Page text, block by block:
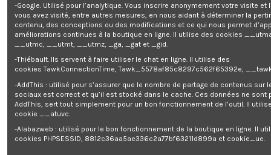
Pertinence 1
-Google. Utilisé pour l’analytique. Vous inscrire anonymement votre visite et
vous avez visité, entre autres mesures, en nous aidant à déterminer la
contenu, des conceptions ou des modifications et ce qui nous permet
améliorations continues à la boutique en ligne. Il utilise des cookies
__utmc, __utmt, __utmz, _ga, _gat et _gid.
-Thiébault. Ils servent à faire utiliser le chat en ligne. Il utilise des
cookies TawkConnectionTime, Tawk_5578af85c8297c562f65392e,
-AddThis : utilisé pour s’assurer que le nombre de partage de contenus sur
sociaux est correct et qu’il est stocké dans le cache. Ces données ne sont
AddThis, sert tout simplement pour un bon fonctionnement de l’outil. Il
cookie __atuvc.
-Alabazweb : utilisé pour le bon fonctionnement de la boutique en ligne. Il
cookies PHPSESSID, 8812c36aa5ae336c2a77bf63211d899a et cookie_ue.